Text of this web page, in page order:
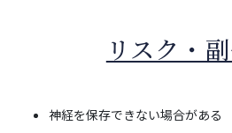
リスク・
神経を保存できない場合がある